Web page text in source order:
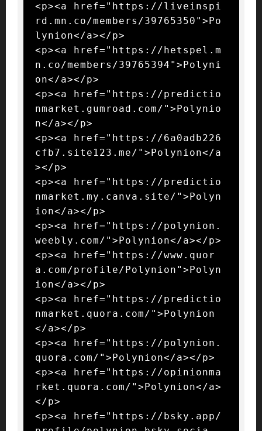
<p><a href="https://liveinspi
rd.mn.co/members/39765350">Po
lynion</a></p>
<p><a href="https://hetspel.m
n.co/members/39765394">Polyni
on</a></p>
<p><a href="https://predictio
nmarket.gumroad.com/">Polynio
n</a></p>
<p><a href="https://6a0adb226
cfb7.site123.me/">Polynion</a
></p>
<p><a href="https://predictio
nmarket.my.canva.site/">Polyn
ion</a></p>
<p><a href="https://polynion.
weebly.com/">Polynion</a></p>
<p><a href="https://www.quor
a.com/profile/Polynion">Polyn
ion</a></p>
<p><a href="https://predictio
nmarket.quora.com/">Polynion
</a></p>
<p><a href="https://polynion.
quora.com/">Polynion</a></p>
<p><a href="https://opinionma
rket.quora.com/">Polynion</a>
</p>
<p><a href="https://bsky.app/